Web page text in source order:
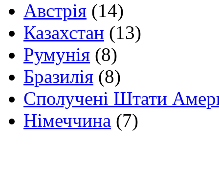
Австрія (14)
Казахстан (13)
Румунія (8)
Бразилія (8)
Сполучені Штати
Німеччина (7)